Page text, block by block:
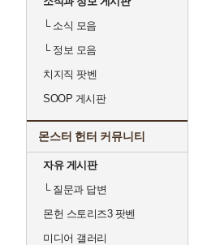
└소식 모음
└정보 모음
치지직 팟벤
SOOP 게시판
몬스터 헌터 커뮤니티
자유 게시판
└질문과 답변
몬헌 스토리즈3 팟벤
미디어 갤러리